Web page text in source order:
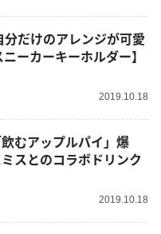
だけのアレンジが可愛
ーカーキーホルダー】
2019.10.18
むアップルパイ」爆
スとのコラボドリンク
2019.10.18